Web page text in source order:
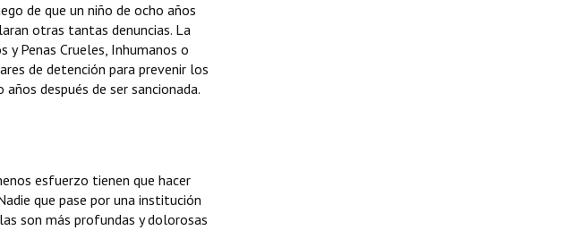
de que un niño de ocho años
otras tantas denuncias. La
Penas Crueles, Inhumanos o
de detención para prevenir los
después de ser sancionada.
esfuerzo tienen que hacer
que pase por una institución
son más profundas y dolorosas